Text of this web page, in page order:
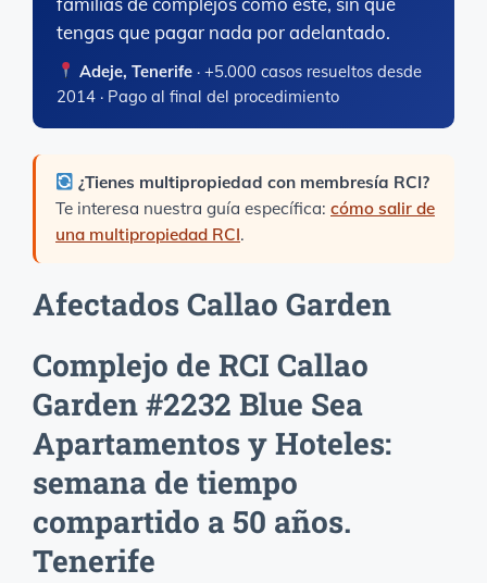
tengas que pagar nada por adelantado.
Adeje, Tenerife· +5.000 casos resueltos desde
2014 · Pago al final del procedimiento
¿Tienes multipropiedad con membresía RCI?
Te interesa nuestra guía específica: cómo salir de
una multipropiedad RCI.
Afectados Callao Garden
Complejo de RCI Callao
Garden #2232 Blue Sea
Apartamentos y Hoteles:
semana de tiempo
compartido a 50 años.
Tenerife